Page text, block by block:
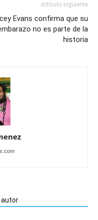
Artículo siguiente
Evans confirma que su
no es parte de la
historia
autor